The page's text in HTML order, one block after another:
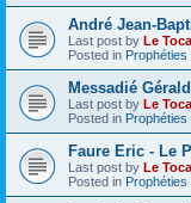
André Jean-
Last post by Le
Posted in
Messadié
Last post by Le
Posted in
Faure Eric - Le
Last post by Le
Posted in